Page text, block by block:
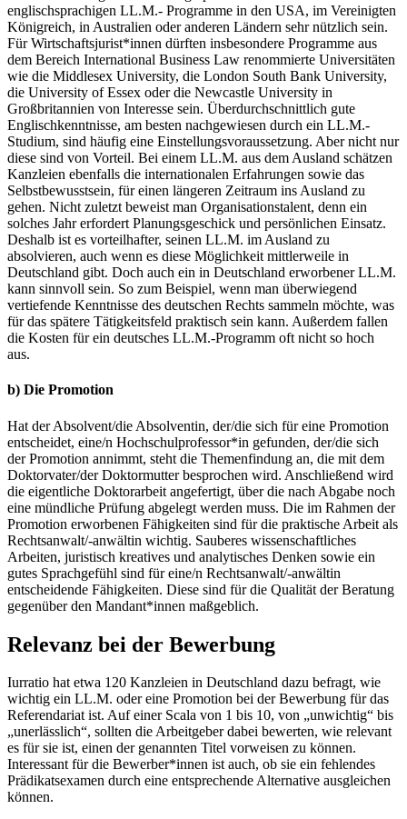
englischsprachigen LL.M.- Programme in den USA, im Vereinigten
Königreich, in Australien oder anderen Ländern sehr nützlich sein.
Für Wirtschaftsjurist*innen dürften insbesondere Programme aus
dem Bereich International Business Law renommierte Universitäten
wie die Middlesex University, die London South Bank University,
die University of Essex oder die Newcastle University in
Großbritannien von Interesse sein. Überdurchschnittlich gute
Englischkenntnisse, am besten nachgewiesen durch ein LL.M.-
Studium, sind häufig eine Einstellungsvoraussetzung. Aber nicht nur
diese sind von Vorteil. Bei einem LL.M. aus dem Ausland schätzen
Kanzleien ebenfalls die internationalen Erfahrungen sowie das
Selbstbewusstsein, für einen längeren Zeitraum ins Ausland zu
gehen. Nicht zuletzt beweist man Organisationstalent, denn ein
solches Jahr erfordert Planungsgeschick und persönlichen Einsatz.
Deshalb ist es vorteilhafter, seinen LL.M. im Ausland zu
absolvieren, auch wenn es diese Möglichkeit mittlerweile in
Deutschland gibt. Doch auch ein in Deutschland erworbener LL.M.
kann sinnvoll sein. So zum Beispiel, wenn man überwiegend
vertiefende Kenntnisse des deutschen Rechts sammeln möchte, was
für das spätere Tätigkeitsfeld praktisch sein kann. Außerdem fallen
die Kosten für ein deutsches LL.M.-Programm oft nicht so hoch
aus.
b) Die Promotion
Hat der Absolvent/die Absolventin, der/die sich für eine Promotion
entscheidet, eine/n Hochschulprofessor*in gefunden, der/die sich
der Promotion annimmt, steht die Themenfindung an, die mit dem
Doktorvater/der Doktormutter besprochen wird. Anschließend wird
die eigentliche Doktorarbeit angefertigt, über die nach Abgabe noch
eine mündliche Prüfung abgelegt werden muss. Die im Rahmen der
Promotion erworbenen Fähigkeiten sind für die praktische Arbeit als
Rechtsanwalt/-anwältin wichtig. Sauberes wissenschaftliches
Arbeiten, juristisch kreatives und analytisches Denken sowie ein
gutes Sprachgefühl sind für eine/n Rechtsanwalt/-anwältin
entscheidende Fähigkeiten. Diese sind für die Qualität der Beratung
gegenüber den Mandant*innen maßgeblich.
Relevanz bei der Bewerbung
Iurratio hat etwa 120 Kanzleien in Deutschland dazu befragt, wie
wichtig ein LL.M. oder eine Promotion bei der Bewerbung für das
Referendariat ist. Auf einer Scala von 1 bis 10, von „unwichtig“ bis
„unerlässlich“, sollten die Arbeitgeber dabei bewerten, wie relevant
es für sie ist, einen der genannten Titel vorweisen zu können.
Interessant für die Bewerber*innen ist auch, ob sie ein fehlendes
Prädikatsexamen durch eine entsprechende Alternative ausgleichen
können.